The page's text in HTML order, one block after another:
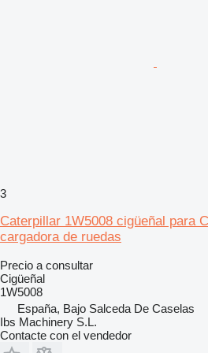
3
Caterpillar 1W5008 cigüeñal para
cargadora de ruedas
Precio a consultar
Cigüeñal
1W5008
España, Bajo Salceda De Caselas
Ibs Machinery S.L.
Contacte con el vendedor